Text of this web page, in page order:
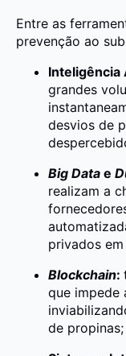
Entre as
prevenção ao
Inteligência
grandes
desvios de
Big Data e
realizam a
privados
Blockchain:
que impede
de propinas;